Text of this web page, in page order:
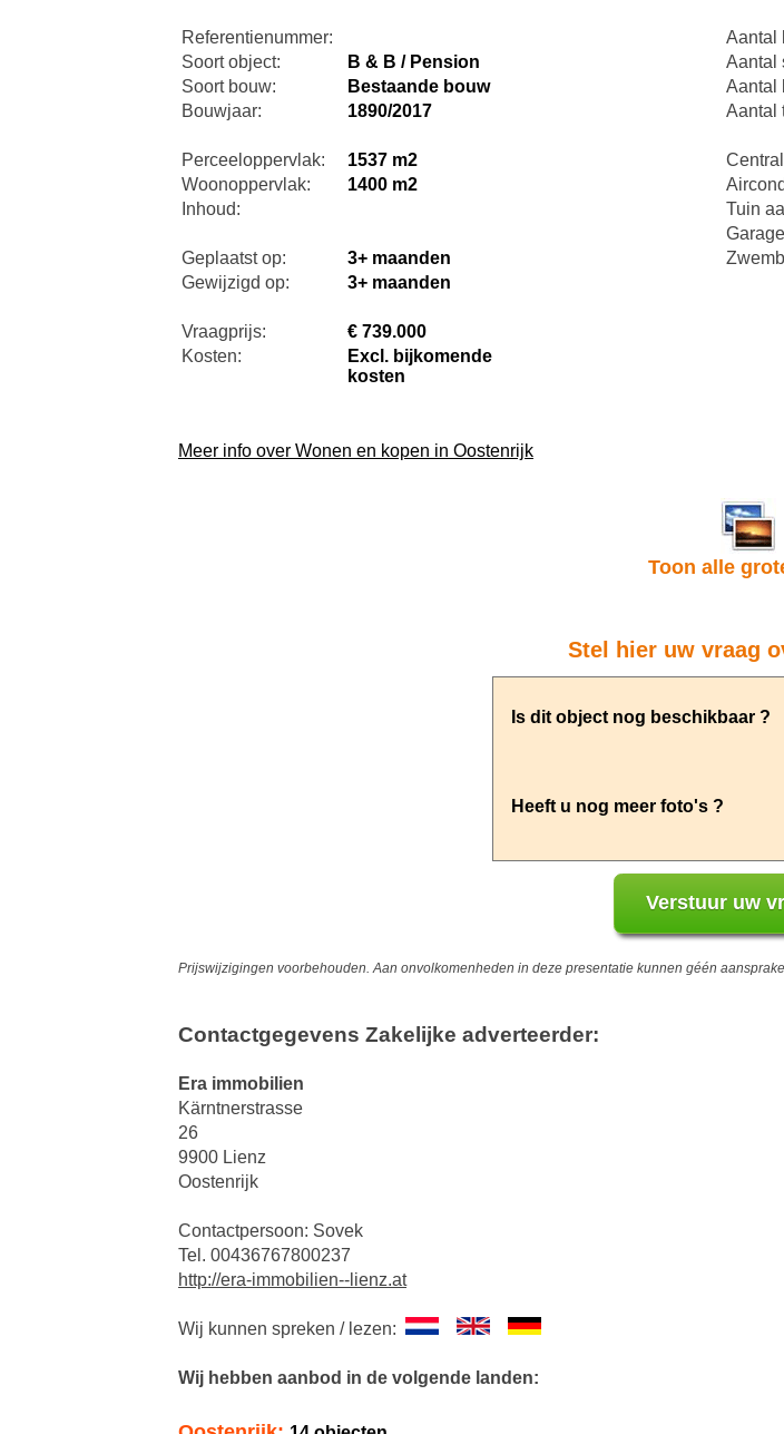
Referentienummer:
Soort object:
B & B / Pension
Soort bouw:
Bestaande bouw
Bouwjaar:
1890/2017
Perceeloppervlak:
1537 m2
Woonoppervlak:
1400 m2
Inhoud:
Geplaatst op:
3+ maanden
Gewijzigd op:
3+ maanden
Vraagprijs:
€ 739.000
Kosten:
Excl. bijkomende
kosten
Aantal
Aantal
Aantal
Aantal
Tuin
Meer info over Wonen en kopen in Oostenrijk
Toon alle
Stel hier uw vraag
Prijswijzigingen voorbehouden. Aan onvolkomenheden in deze presentatie kunnen géén
Contactgegevens Zakelijke adverteerder:
Era immobilien
Kärntnerstrasse
26
9900 Lienz
Oostenrijk
Contactpersoon: Sovek
Tel. 00436767800237
http://era-immobilien--lienz.at
Wij kunnen spreken / lezen:
Wij hebben aanbod in de volgende landen: